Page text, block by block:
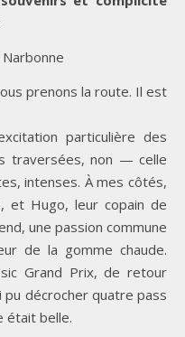
prenons la route. Il est
particulière des
traversées, non — celle
intenses. À mes côtés,
et Hugo, leur copain de
une passion commune
de la gomme chaude.
Grand Prix, de retour
pu décrocher quatre pass
était belle.